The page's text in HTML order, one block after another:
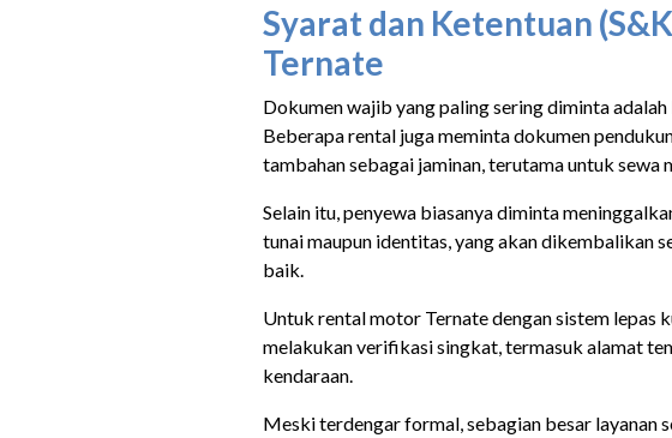
Syarat dan Ketentuan
Ternate
Dokumen wajib yang paling sering diminta
Beberapa rental juga meminta dokumen
tambahan sebagai jaminan, terutama untuk sewa
Selain itu, penyewa biasanya diminta
tunai maupun identitas, yang akan dikembalikan
baik.
Untuk rental motor Ternate dengan sistem lepas
melakukan verifikasi singkat, termasuk alamat
kendaraan.
Meski terdengar formal, sebagian besar layanan